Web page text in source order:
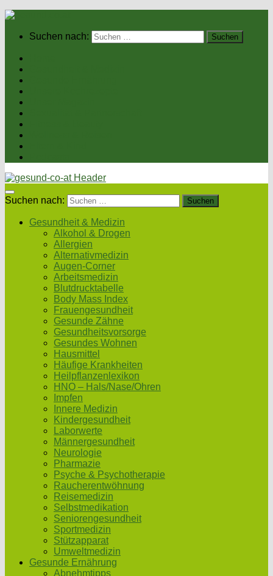
Suchen nach:
Suchen nach:
Gesundheit & Medizin
Alkohol & Drogen
Allergien
Alternativmedizin
Augen-Corner
Arbeitsmedizin
Blutdrucktabelle
Body Mass Index
Frauengesundheit
Gesunde Zähne
Gesundheitsvorsorge
Gesundes Wohnen
Hausmittel
Häufige Krankheiten
Heilpflanzenlexikon
HNO – Hals/Nase/Ohren
Impfen
Innere Medizin
Kindergesundheit
Laborwerte
Männergesundheit
Neurologie
Pharmazie
Psyche & Psychotherapie
Raucherentwöhnung
Reisemedizin
Selbstmedikation
Seniorengesundheit
Sportmedizin
Stützapparat
Umweltmedizin
Gesunde Ernährung
Abnehmtipps